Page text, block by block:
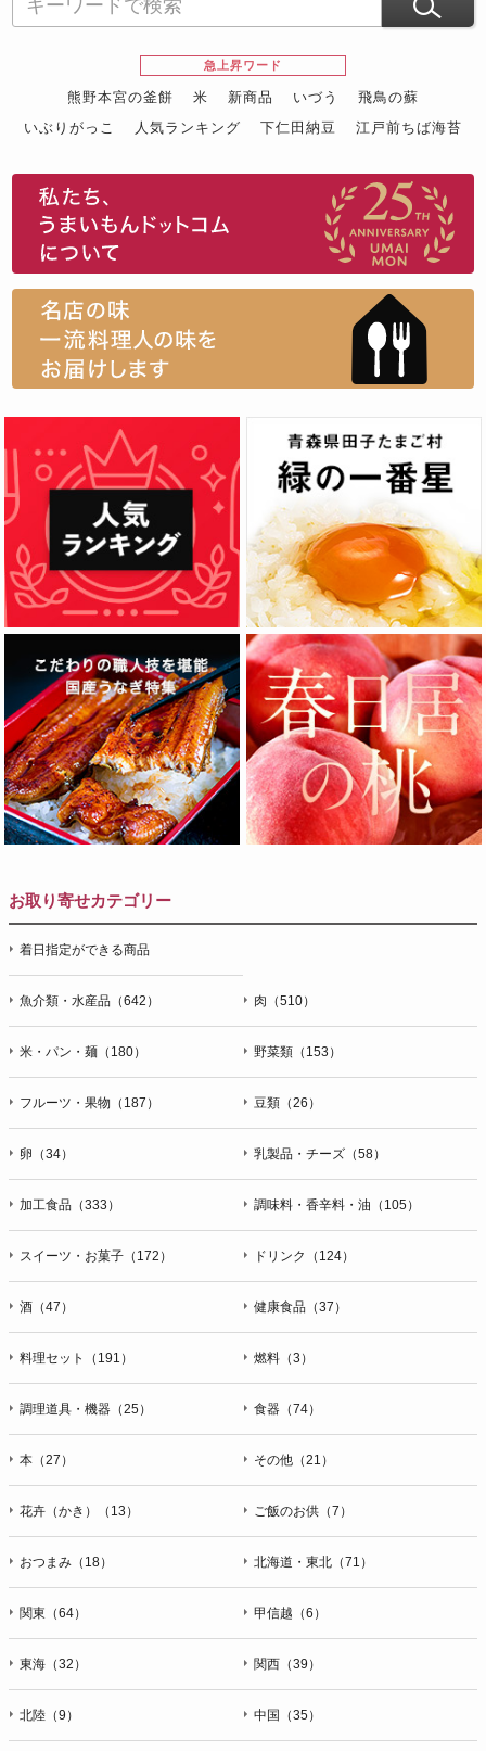
急上昇ワード
熊野本宮の釜餅 米 新商品 いづう
飛鳥の蘇
いぶりがっこ
人気ランキング 下仁田納豆
江戸前ちば海苔
お取り寄せカテゴリー
着日指定ができる商品
魚介類・水産品（642） 肉（510）
米・パン・麺（180） 野菜類（153）
フルーツ・果物（187） 豆類（26）
卵（34） 乳製品・チーズ（58）
加工食品（333） 調味料・香辛料・油（105）
スイーツ・お菓子（172） ドリンク（124）
酒（47） 健康食品（37）
料理セット（191） 燃料（3）
調理道具・機器（25） 食器（74）
本（27） その他（21）
花卉（かき）（13） ご飯のお供（7）
おつまみ（18） 北海道・東北（71）
関東（64） 甲信越（6）
東海（32） 関西（39）
北陸（9） 中国（35）